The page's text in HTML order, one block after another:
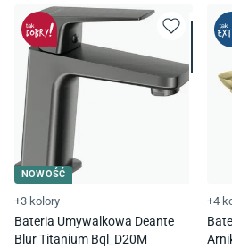
NOWOŚĆ
+3 kolory
Bateria Umywalkowa Deante
Blur Titanium Bql_D20M
+4